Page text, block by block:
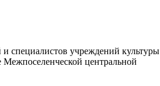
специалистов учреждений культуры
Межпоселенческой центральной